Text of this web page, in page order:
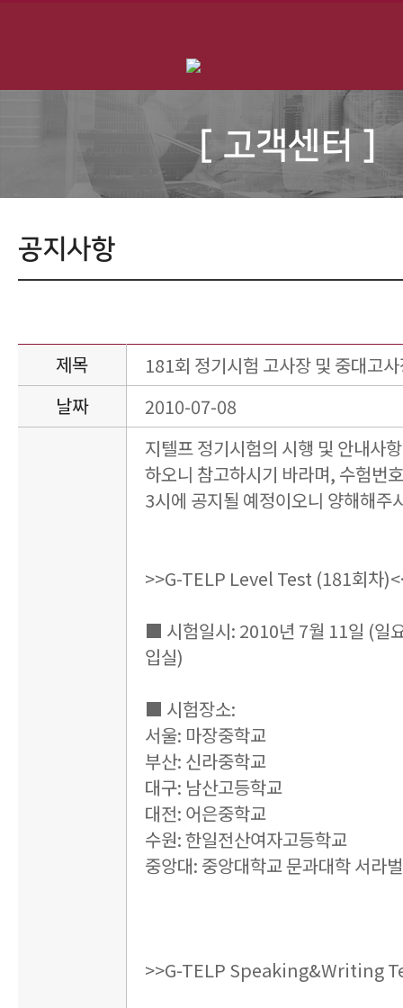
[ 고객센터 ]
공지사항
제목
181회 정기시험 고사장 및 중대고
날짜
2010-07-08
지텔프 정기시험의 시행 및 안내사
하오니 참고하시기 바라며, 수험번
3시에 공지될 예정이오니 양해해주
>>G-TELP Level Test (181회차
■ 시험일시: 2010년 7월 11일 (일
입실)
■ 시험장소:
서울: 마장중학교
부산: 신라중학교
대구: 남산고등학교
대전: 어은중학교
수원: 한일전산여자고등학교
중앙대: 중앙대학교 문과대학 서라
>>G-TELP Speaking&Writing